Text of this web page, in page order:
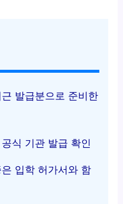
발급분으로 준비한
식 기관 발급 확인
입학 허가서와 함